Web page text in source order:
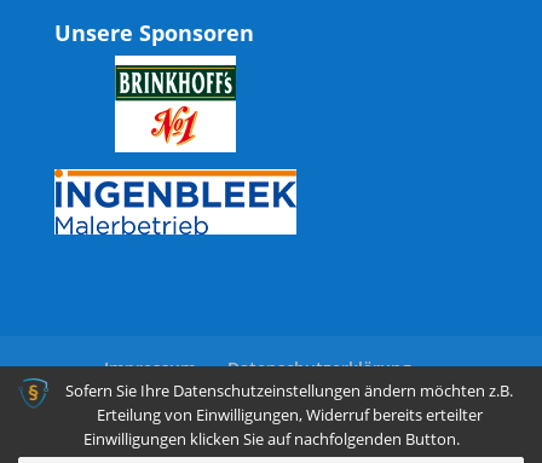
Unsere Sponsoren
Impressum Datenschutzerklärung
Sofern Sie Ihre Datenschutzeinstellungen ändern möchten z.B.
Erteilung von Einwilligungen, Widerruf bereits erteilter
Einwilligungen klicken Sie auf nachfolgenden Button.